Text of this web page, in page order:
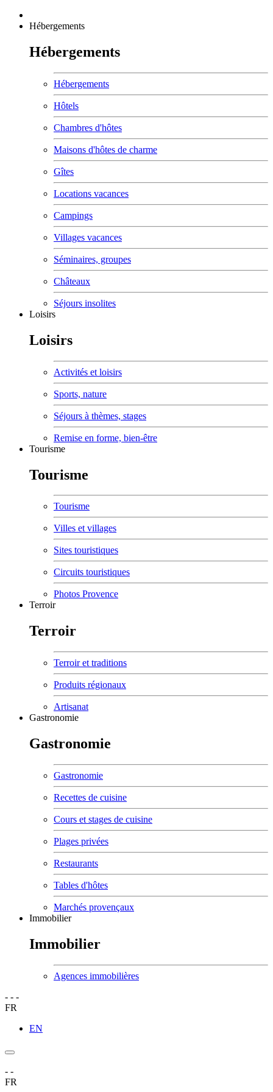
Hébergements
Hébergements
Hébergements
Hôtels
Chambres d'hôtes
Maisons d'hôtes de charme
Gîtes
Locations vacances
Campings
Villages vacances
Séminaires, groupes
Châteaux
Séjours insolites
Loisirs
Loisirs
Activités et loisirs
Sports, nature
Séjours à thèmes, stages
Remise en forme, bien-être
Tourisme
Tourisme
Tourisme
Villes et villages
Sites touristiques
Circuits touristiques
Photos Provence
Terroir
Terroir
Terroir et traditions
Produits régionaux
Artisanat
Gastronomie
Gastronomie
Gastronomie
Recettes de cuisine
Cours et stages de cuisine
Plages privées
Restaurants
Tables d'hôtes
Marchés provençaux
Immobilier
Immobilier
Agences immobilières
- - -
FR
EN
- -
FR